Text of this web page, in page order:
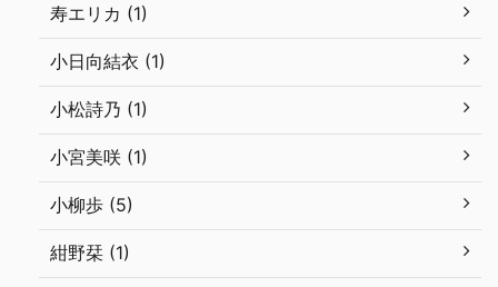
寿エリカ (1)
小日向結衣 (1)
小松詩乃 (1)
小宮美咲 (1)
小柳歩 (5)
紺野栞 (1)